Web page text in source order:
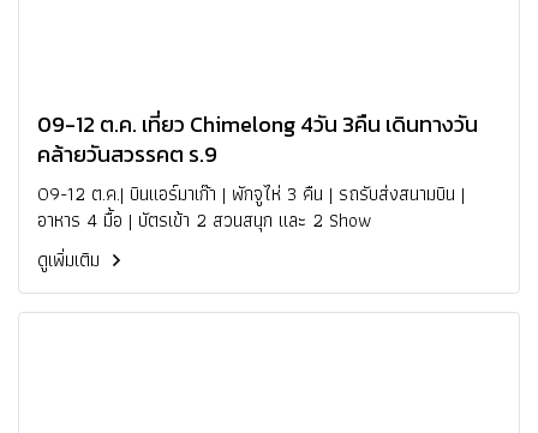
09-12 ต.ค. เที่ยว Chimelong 4วัน 3คืน เดินทางวัน
คล้ายวันสวรรคต ร.9
09-12 ต.ค.| บินแอร์มาเก๊า | พักจูไห่ 3 คืน | รถรับส่งสนามบิน |
อาหาร 4 มื้อ | บัตรเข้า 2 สวนสนุก และ 2 Show
ดูเพิ่มเติม